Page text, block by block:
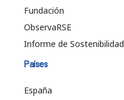
Fundación
ObservaRSE
Informe de Sostenibilidad
Países
España